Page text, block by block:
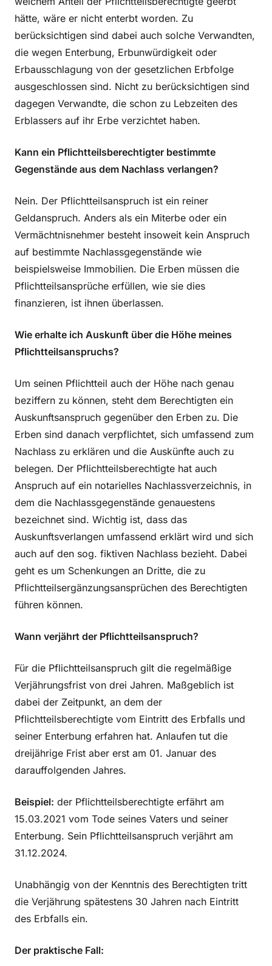
hätte, wäre er nicht enterbt worden. Zu
berücksichtigen sind dabei auch solche Verwandten,
die wegen Enterbung, Erbunwürdigkeit oder
Erbausschlagung von der gesetzlichen Erbfolge
ausgeschlossen sind. Nicht zu berücksichtigen sind
dagegen Verwandte, die schon zu Lebzeiten des
Erblassers auf ihr Erbe verzichtet haben.
Kann ein Pflichtteilsberechtigter bestimmte
Gegenstände aus dem Nachlass verlangen?
Nein. Der Pflichtteilsanspruch ist ein reiner
Geldanspruch. Anders als ein Miterbe oder ein
Vermächtnisnehmer besteht insoweit kein Anspruch
auf bestimmte Nachlassgegenstände wie
beispielsweise Immobilien. Die Erben müssen die
Pflichtteilsansprüche erfüllen, wie sie dies
finanzieren, ist ihnen überlassen.
Wie erhalte ich Auskunft über die Höhe meines
Pflichtteilsanspruchs?
Um seinen Pflichtteil auch der Höhe nach genau
beziffern zu können, steht dem Berechtigten ein
Auskunftsanspruch gegenüber den Erben zu. Die
Erben sind danach verpflichtet, sich umfassend zum
Nachlass zu erklären und die Auskünfte auch zu
belegen. Der Pflichtteilsberechtigte hat auch
Anspruch auf ein notarielles Nachlassverzeichnis, in
dem die Nachlassgegenstände genauestens
bezeichnet sind. Wichtig ist, dass das
Auskunftsverlangen umfassend erklärt wird und sich
auch auf den sog. fiktiven Nachlass bezieht. Dabei
geht es um Schenkungen an Dritte, die zu
Pflichtteilsergänzungsansprüchen des Berechtigten
führen können.
Wann verjährt der Pflichtteilsanspruch?
Für die Pflichtteilsanspruch gilt die regelmäßige
Verjährungsfrist von drei Jahren. Maßgeblich ist
dabei der Zeitpunkt, an dem der
Pflichtteilsberechtigte vom Eintritt des Erbfalls und
seiner Enterbung erfahren hat. Anlaufen tut die
dreijährige Frist aber erst am 01. Januar des
darauffolgenden Jahres.
Beispiel: der Pflichtteilsberechtigte erfährt am
15.03.2021 vom Tode seines Vaters und seiner
Enterbung. Sein Pflichtteilsanspruch verjährt am
31.12.2024.
Unabhängig von der Kenntnis des Berechtigten tritt
die Verjährung spätestens 30 Jahren nach Eintritt
des Erbfalls ein.
Der praktische Fall: